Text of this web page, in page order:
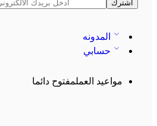
المدونه
حسابي
مواعيد العملمفتوح دائما